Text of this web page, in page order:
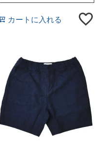
カートに入れる